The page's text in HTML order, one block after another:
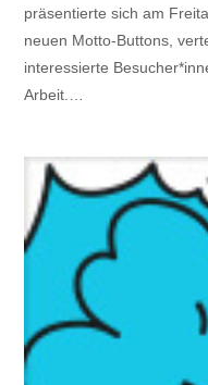
präsentierte sich am
neuen Motto-Buttons,
interessierte
Arbeit.…